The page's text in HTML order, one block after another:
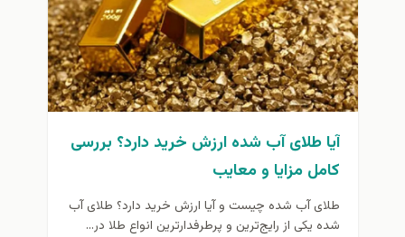
آیا طلای آب شده ارزش خرید دارد؟ بررسی
کامل مزایا و معایب
طلای آب شده چیست و آیا ارزش خرید دارد؟ طلای آب
شده یکی از رایج‌ترین و پرطرفدارترین انواع طلا در...